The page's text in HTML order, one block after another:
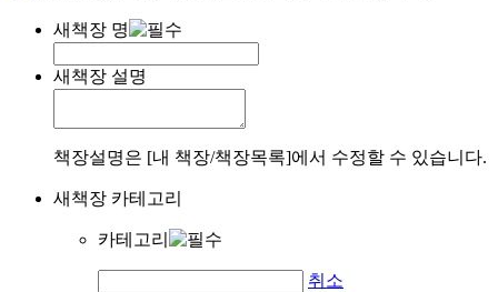
새책장 명
새책장 설명
책장설명은 [내 책장/책장목록]에서 수정할 수 있습니다.
새책장 카테고리
카테고리
취소